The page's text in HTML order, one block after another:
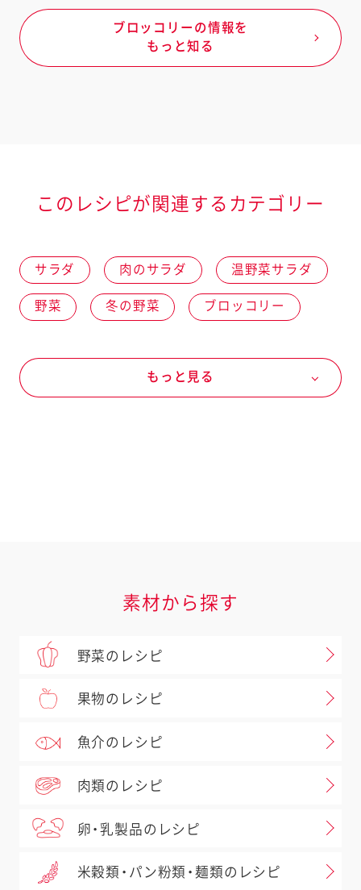
ブロッコリーの情報を
もっと知る
このレシピが関連するカテゴリー
サラダ 肉のサラダ 温野菜サラダ
野菜 冬の野菜 ブロッコリー
春の野菜
もっと見る
素材から探す
野菜のレシピ
果物のレシピ
魚介のレシピ
肉類のレシピ
卵・乳製品のレシピ
米穀類・パン粉類・麺類のレシピ